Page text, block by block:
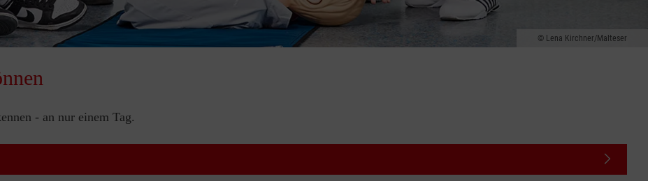
Lena Kirchner/Malteser
- an nur einem Tag.